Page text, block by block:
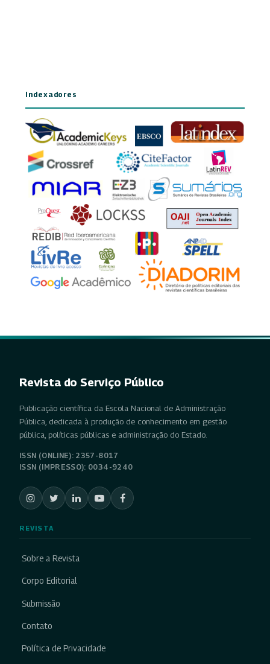
Indexadores
Revista do Serviço Público
Publicação científica da Escola Nacional de Administração
Pública, dedicada à produção de conhecimento em gestão
pública, políticas públicas e administração do Estado.
ISSN (ONLINE): 2357-8017
ISSN (IMPRESSO): 0034-9240
REVISTA
Sobre a Revista
Corpo Editorial
Submissão
Contato
Política de Privacidade